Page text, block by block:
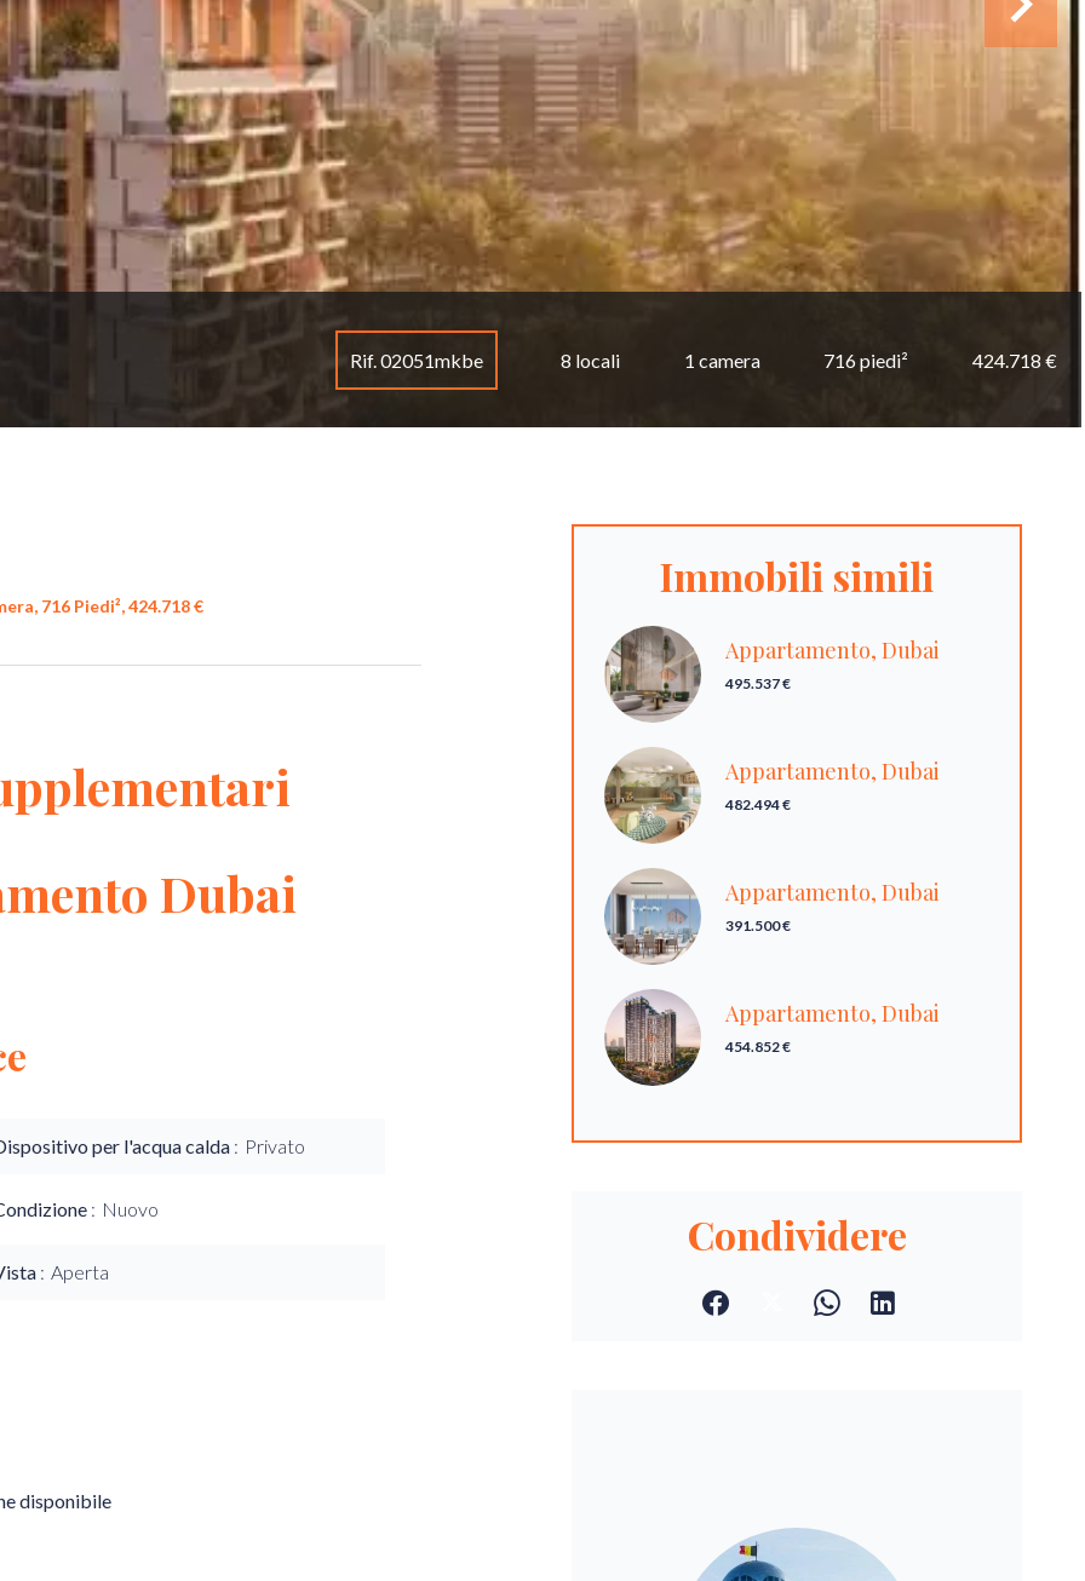
Rif. 02051mkbe 8 locali 1 camera 716 piedi² 424.718 €
716 Piedi², 424.718 €
Dubai
per l'acqua calda Privato
Nuovo
Aperta
disponibile
Immobili simili
Appartamento, Dubai
495.537 €
Appartamento, Dubai
482.494 €
Appartamento, Dubai
391.500 €
Appartamento, Dubai
454.852 €
Condividere